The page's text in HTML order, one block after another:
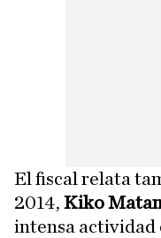
El fiscal relata
2014, Kiko
intensa actividad